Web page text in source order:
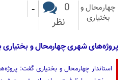
چهارمحال و
بختیاری
0
نظر
-
پروژه‌های شهری چهارمحال و
استاندار چهارمحال و بختیاری گفت: